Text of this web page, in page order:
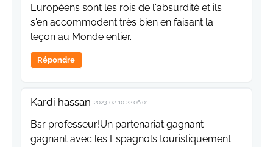
Européens sont les rois de l'absurdité et ils
s'en accommodent très bien en faisant la
leçon au Monde entier.
Répondre
Kardi hassan 2023-02-10 22:06:01
Bsr professeur!Un partenariat gagnant-
gagnant avec les Espagnols touristiquement